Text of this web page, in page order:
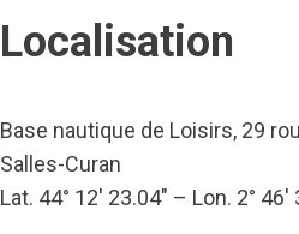
Localisation
Base nautique de Loisirs, 29
Salles-Curan
Lat. 44° 12′ 23.04″ – Lon. 2° 46′